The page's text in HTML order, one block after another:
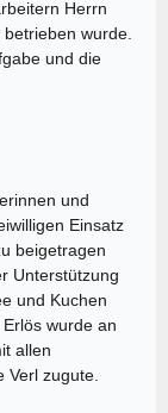
Herrn
wurde.
und die
und
Einsatz
beigetragen
Unterstützung
und Kuchen
wurde an
allen
Verl zugute.